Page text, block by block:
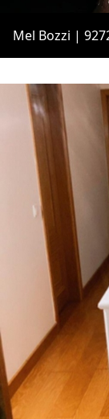
Mel Bozzi |